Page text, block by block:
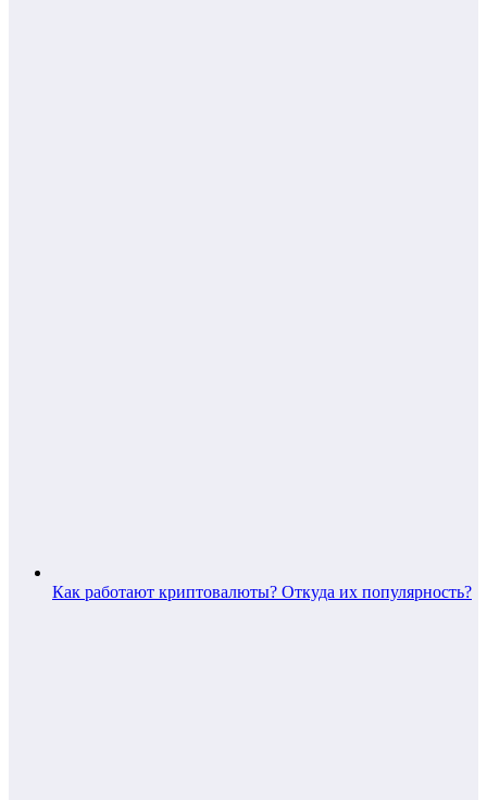
Как работают криптовалюты? Откуда их популярность?